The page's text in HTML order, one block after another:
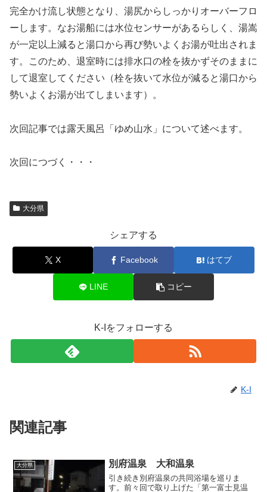
完全かけ流し状態となり、湯尻からしっかりオーバーフロ
ーします。なお湯船には水位センサーがあるらしく、湯嵩
が一定以上減ると湯口から再び勢いよくお湯が吐出されま
す。このため、退室時には排水口の栓を抜かずそのままに
して退室してください（栓を抜いて水位が減ると湯口から
勢いよくお湯が出てしまいます）。
次回記事では露天風呂「ゆめ山水」について述べます。
次回につづく・・・
大分県
シェアする
X Facebook はてブ
LINE コピー
K-Iをフォローする
K-I
関連記事
大分県 別府温泉 大和温泉
引き続き別府温泉の共同浴場を巡りま
す。前々回で取り上げた「第一富士見温